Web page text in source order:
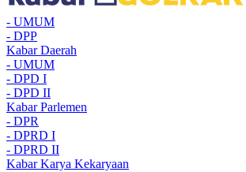
- UMUM
- DPP
Kabar Daerah
- UMUM
- DPD I
- DPD II
Kabar Parlemen
- DPR
- DPRD I
- DPRD II
Kabar Karya Kekaryaan